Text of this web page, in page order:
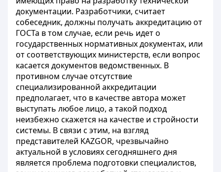
документации. Разработчики, считает
собеседник, должны получать аккредитацию от
ГОСТа в том случае, если речь идет о
государственных нормативных документах, или
от соответствующих министерств, если вопрос
касается документов ведомственных. В
противном случае отсутствие
специализированной аккредитации
предполагает, что в качестве автора может
выступать любое лицо, а такой подход
неизбежно скажется на качестве и стройности
системы. В связи с этим, на взгляд
представителей KAZGOR, чрезвычайно
актуальной в условиях сегодняшнего дня
является проблема подготовки специалистов,